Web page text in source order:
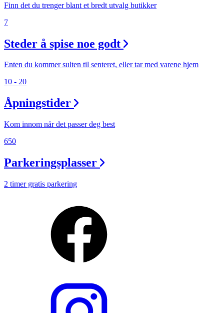
Finn det du trenger blant et bredt utvalg butikker
7
Steder å spise noe godt
Enten du kommer sulten til senteret, eller tar med varene hjem
10 - 20
Åpningstider
Kom innom når det passer deg best
650
Parkeringsplasser
2 timer gratis parkering